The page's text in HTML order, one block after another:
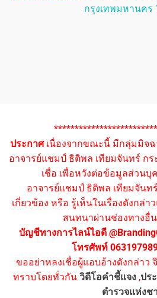
กรุงเทพมหานคร
ประกาศเนื่องจากขณะนี้ มีกลุ่มมิจฉ
อาจารย์แชมป์ ธิติพล เทียมจันทร์ ก
เชื่อ เพื่อหวังต่อข้อมูลส่วน
อาจารย์แชมป์ ธิติพล เทียมจันท
เกี่ยวข้อง หรือ รู้เห็นในเรื่องดังกล่
สนทนาผ่านช่องทางอื่
บัญชีทางการไลน์ไอดี
โทรศัพท์
ขออย่าหลงเชื่อผู้แอบอ้างดังกล่าว
ทราบโดยทั่วกัน วิดีโอคำชี้แจง ,ปร
ตำรวจแห่งช